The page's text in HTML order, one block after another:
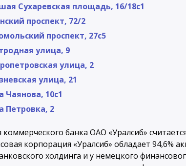
Сухаревская площадь, 16/18с1
проспект, 72/2
проспект, 27с5
улица, 9
улица, 2
улица, 21
Чаянова, 10с1
Петровка, 2
банка ОАО «Уралсиб»
корпорация «Уралсиб» обладает 94,6%
холдинга и у немецкого